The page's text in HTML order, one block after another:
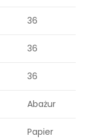
36
36
36
Abażur
Papier